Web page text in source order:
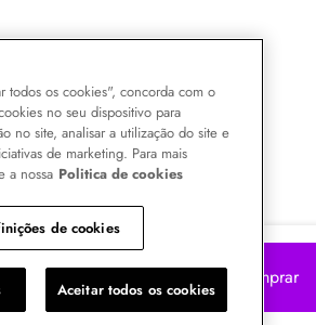
Comprar
todos os cookies", concorda com o
no seu dispositivo para
no site, analisar a utilização do site e
de marketing. Para mais
a nossa Politica de cookies
de cookies
Aceitar todos os cookies